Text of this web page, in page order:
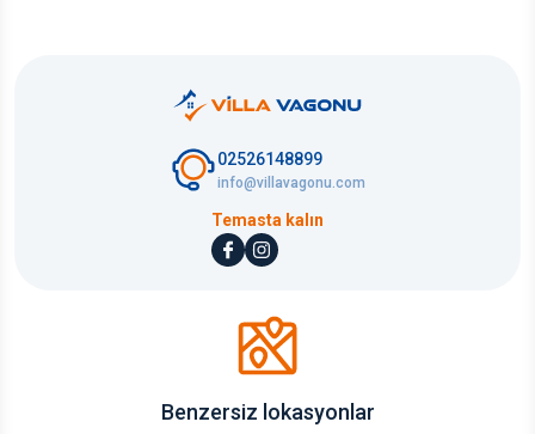
02526148899
info@villavagonu.com
Temasta kalın
Benzersiz lokasyonlar